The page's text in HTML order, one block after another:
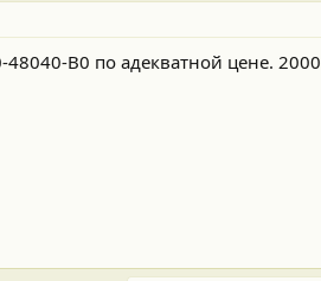
B0 по адекватной цене.